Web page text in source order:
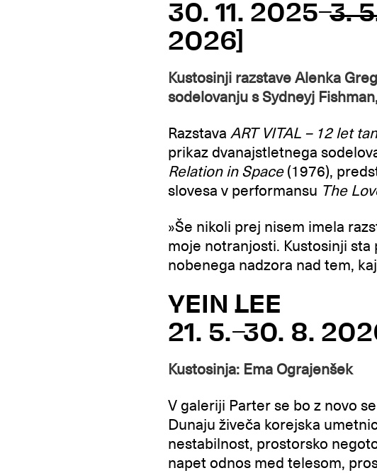
30. 11. 2025–3.
2026]
Kustosinji razstave Alenka
sodelovanju s Sydneyj
RazstavaART VITAL – 12 let
prikaz dvanajstletnega
Relation in Space(1976),
slovesa v performansu The
»Še nikoli prej nisem imela
moje notranjosti. Kustosinji
nobenega nadzora nad tem,
YEIN LEE
21. 5.–30. 8.
Kustosinja: Ema Ograjenšek
V galeriji Parter se bo z novo
Dunaju živeča korejska
nestabilnost, prostorsko
napet odnos med telesom,